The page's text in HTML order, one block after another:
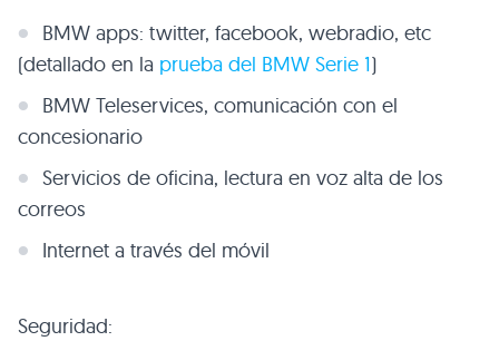
BMW apps: twitter, facebook, webradio, etc
(detallado en la prueba del BMW Serie 1)
BMW Teleservices, comunicación con el
concesionario
Servicios de oficina, lectura en voz alta de los
correos
Internet a través del móvil
Seguridad: